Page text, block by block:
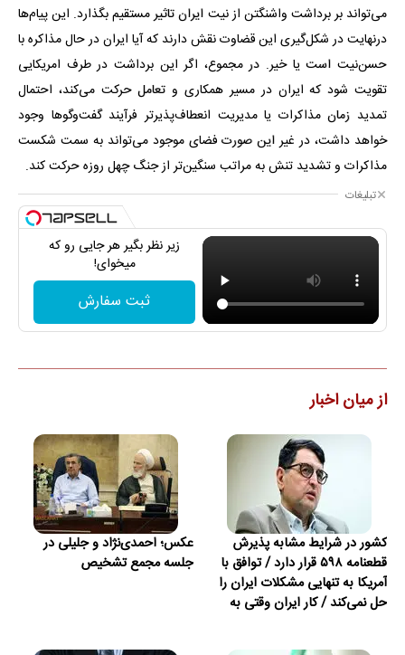
می‌تواند بر برداشت واشنگتن از نیت ایران تاثیر مستقیم بگذارد. این پیام‌ها
درنهایت در شکل‌گیری این قضاوت نقش دارند که آیا ایران در حال مذاکره با
حسن‌نیت است یا خیر. در مجموع، اگر این برداشت در طرف امریکایی
تقویت شود که ایران در مسیر همکاری و تعامل حرکت می‌کند، احتمال
تمدید زمان مذاکرات یا مدیریت انعطاف‌پذیرتر فرآیند گفت‌وگوها وجود
خواهد داشت، در غیر این صورت فضای موجود می‌تواند به سمت شکست
مذاکرات و تشدید تنش به مراتب سنگین‌تر از جنگ چهل ‌روزه حرکت کند.
تبلیغات
زیر نظر بگیر هر جایی رو که
میخوای!
ثبت سفارش
از میان اخبار
کشور در شرایط مشابه پذیرش
قطعنامه ۵۹۸ قرار دارد / توافق با
آمریکا به تنهایی مشکلات ایران را
حل نمی‌کند / کار ایران وقتی به
عکس؛ احمدی‌نژاد و جلیلی در
جلسه مجمع تشخیص